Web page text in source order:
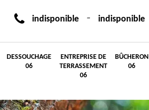
indisponible - indisponible
DESSOUCHAGE
06
ENTREPRISE DE
TERRASSEMENT
06
BÛCHERON
06